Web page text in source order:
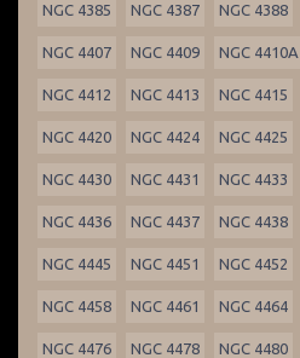
NGC 4385 NGC 4387 NGC 4388
NGC 4407 NGC 4409 NGC 4410A
NGC 4412 NGC 4413 NGC 4415
NGC 4420 NGC 4424 NGC 4425
NGC 4430 NGC 4431 NGC 4433
NGC 4436 NGC 4437 NGC 4438
NGC 4445 NGC 4451 NGC 4452
NGC 4458 NGC 4461 NGC 4464
NGC 4476 NGC 4478 NGC 4480